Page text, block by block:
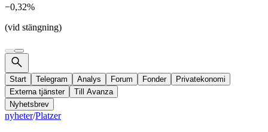
−0,32%
(vid stängning)
Start Telegram Analys Forum Fonder
Privatekonomi
Externa tjänster
Till Avanza
Nyhetsbrev
nyheter/Platzer